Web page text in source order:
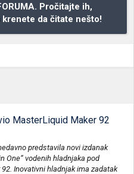
Pročitajte ih,
da čitate nešto!
MasterLiquid Maker 92
predstavila novi izdanak
One“ vodenih hladnjaka pod
Inovativni hladnjak ima zadatak